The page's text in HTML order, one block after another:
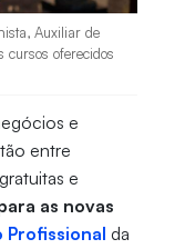
Auxiliar de
cursos oferecidos
e
entre
e
as novas
Profissional da